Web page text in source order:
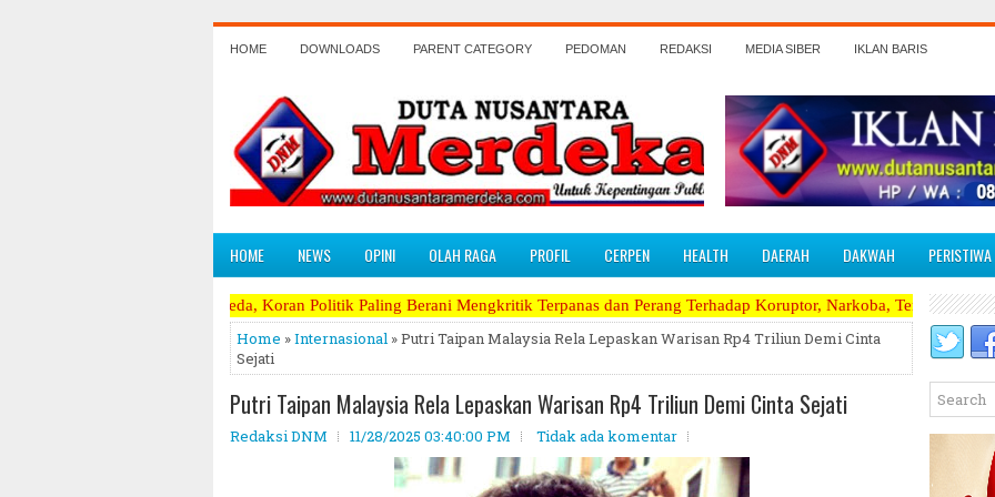
HOME DOWNLOADS PARENT CATEGORY PEDOMAN REDAKSI MEDIA SIBER IKLAN BARIS
HOME NEWS OPINI OLAH RAGA PROFIL CERPEN HEALTH DAERAH DAKWAH PERISTIWA
Tampil Beda, Koran Politik Paling Berani Mengkritik Terpanas dan Perang Terhadap Koruptor, Narkoba, Teroris Musuh Rakyat
Home »Internasional » Putri Taipan Malaysia Rela Lepaskan Warisan Rp4 Triliun Demi Cinta
Sejati
Putri Taipan Malaysia Rela Lepaskan Warisan Rp4 Triliun Demi Cinta Sejati
Redaksi DNM 11/28/2025 03:40:00 PM Tidak ada komentar